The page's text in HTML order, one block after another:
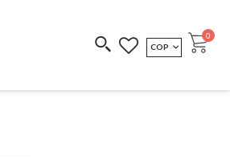
REDIMIR CÓDIGO
MONEDA
COP Cart
0